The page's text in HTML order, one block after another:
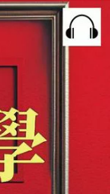
民生用品
情趣用品